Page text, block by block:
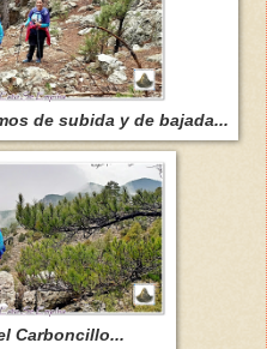
de subida y de bajada...
Carboncillo...